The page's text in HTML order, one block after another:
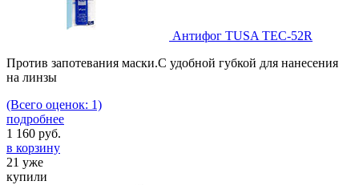
Антифог TUSA TEC-52R
Против запотевания маски.C удобной губкой для нанесения
на линзы
(Всего оценок: 1)
подробнее
1 160 руб.
в корзину
21 уже
купили